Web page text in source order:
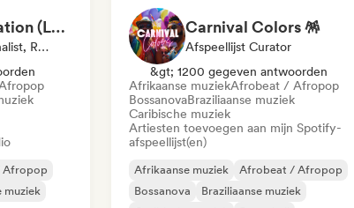
Radio Krimi Station (La Radio)
Media Outlet/Journalist, Radiostation
muziek
Carnival Colors 🪅
Afspeellijst Curator
&gt; 1200 gegeven antwoorden
Afrikaanse muziekAfrobeat / Afropop
BossanovaBraziliaanse muziek
Caribische muziek
Artiesten toevoegen aan mijn Spotify-
afspeellijst(en)
Afrikaanse muziek
Afrobeat / Afropop
Bossanova
Braziliaanse muziek